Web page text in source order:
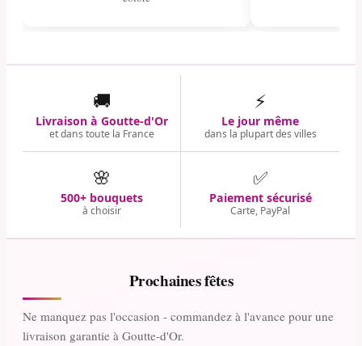
🚚
Livraison à Goutte-d'Or
et dans toute la France
⚡
Le jour même
dans la plupart des villes
🌸
500+ bouquets
à choisir
✅
Paiement sécurisé
Carte, PayPal
Prochaines fêtes
Ne manquez pas l'occasion - commandez à l'avance pour une
livraison garantie à Goutte-d'Or.